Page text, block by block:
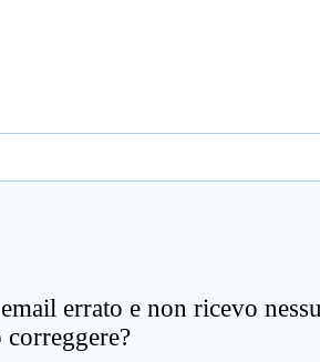
errato e non ricevo
correggere?